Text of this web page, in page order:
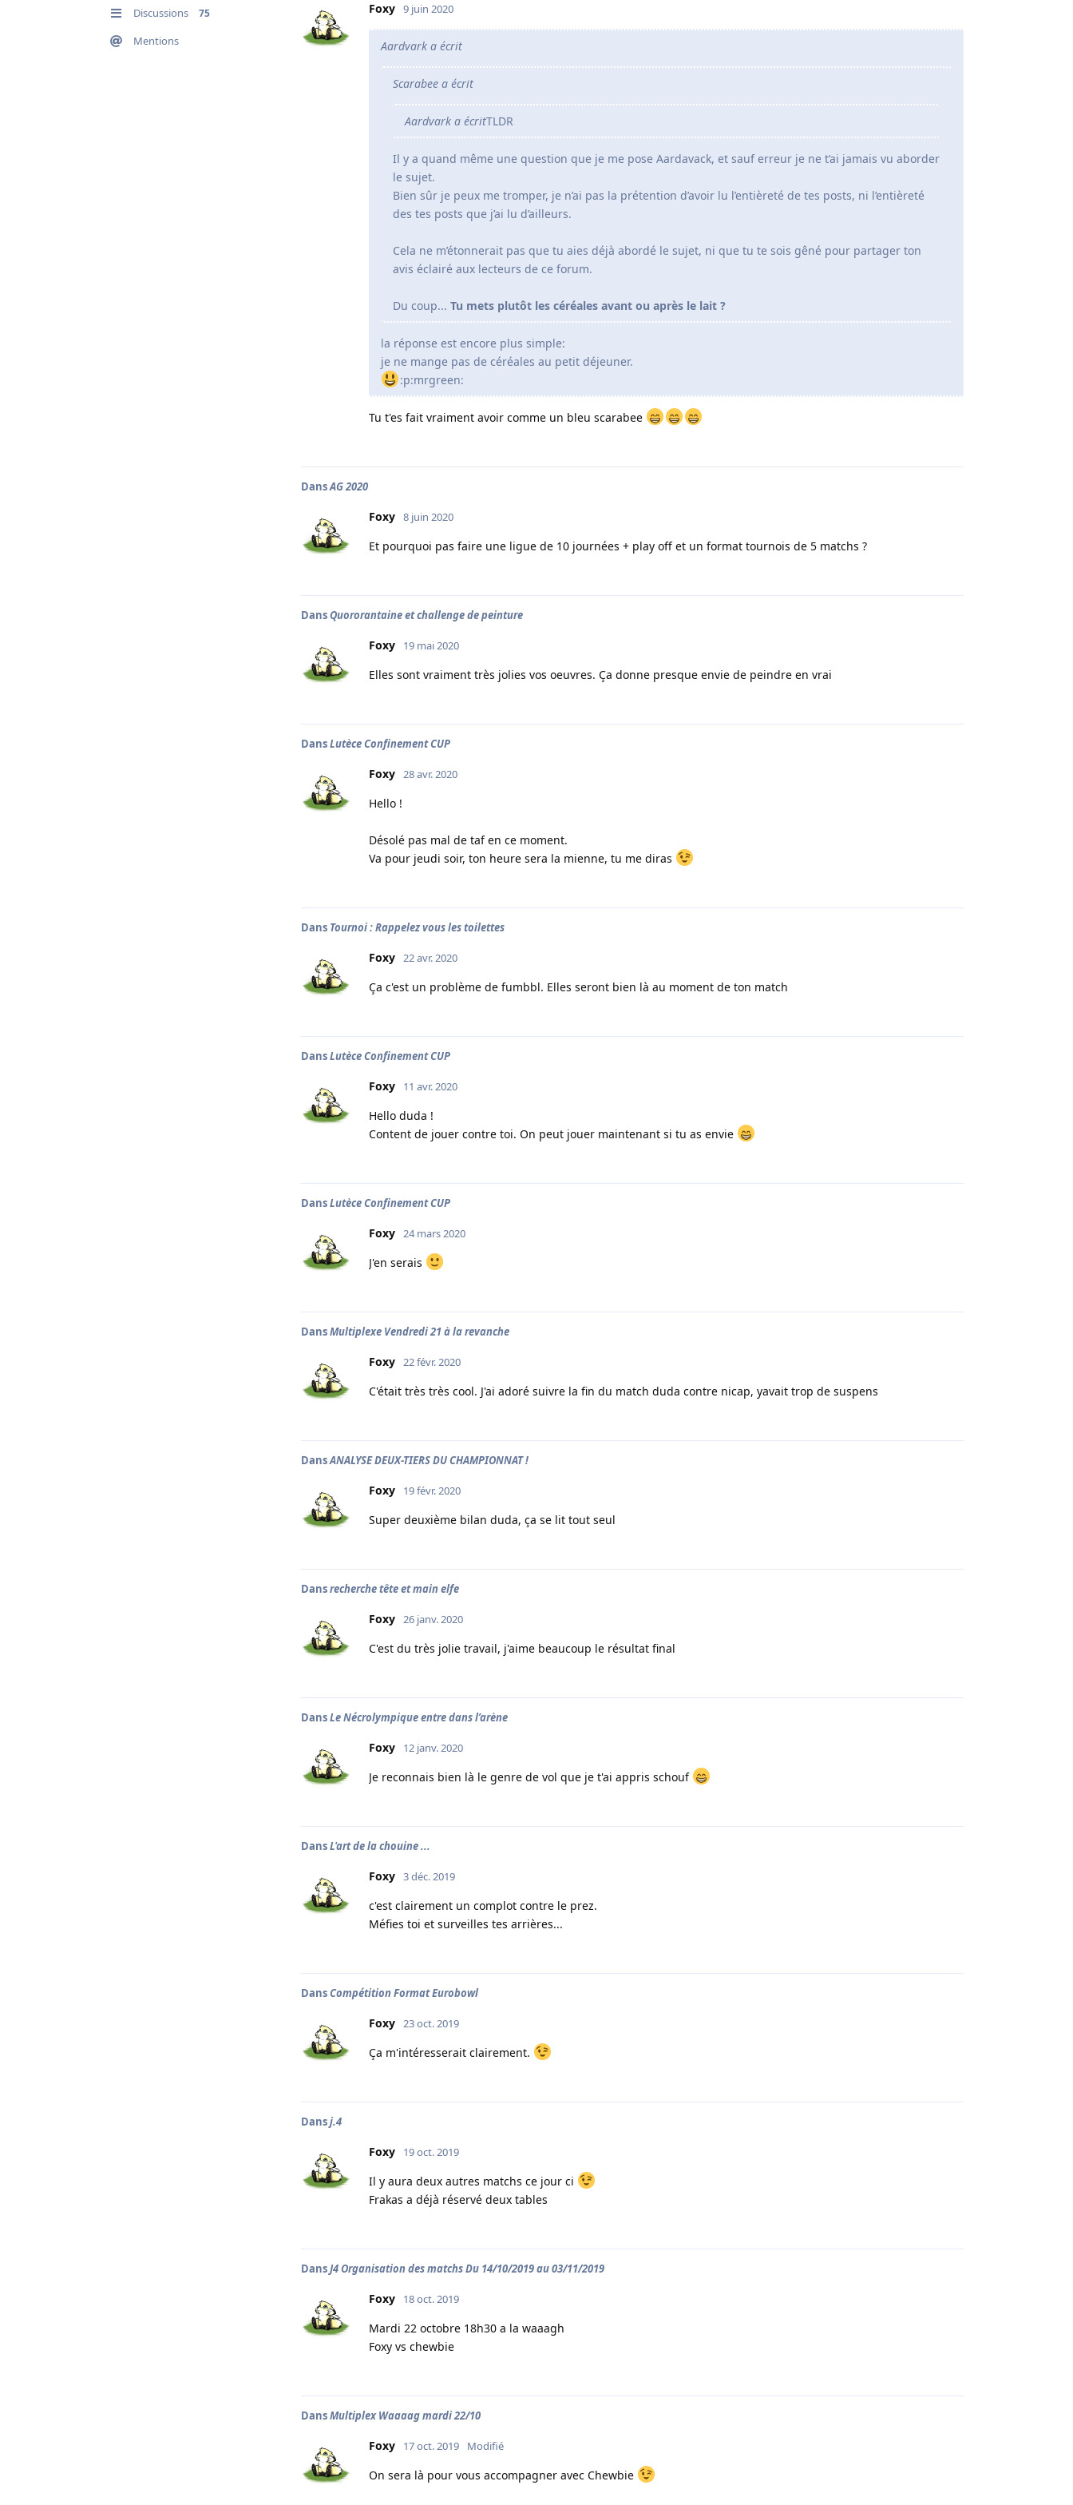
Discussions 75
Mentions
Foxy 9 juin 2020
Aardvark a écrit
Scarabee a écrit
Aardvark a écritTLDR
Il y a quand même une question que je me pose Aardavack, et sauf erreur je ne t’ai jamais vu aborder
le sujet.
Bien sûr je peux me tromper, je n’ai pas la prétention d’avoir lu l’entièreté de tes posts, ni l’entièreté
des tes posts que j’ai lu d’ailleurs.
Cela ne m’étonnerait pas que tu aies déjà abordé le sujet, ni que tu te sois gêné pour partager ton
avis éclairé aux lecteurs de ce forum.
Du coup... Tu mets plutôt les céréales avant ou après le lait ?
la réponse est encore plus simple:
je ne mange pas de céréales au petit déjeuner.
:p:mrgreen:
Tu t'es fait vraiment avoir comme un bleu scarabee
DansAG 2020
Foxy 8 juin 2020
Et pourquoi pas faire une ligue de 10 journées + play off et un format tournois de 5 matchs ?
DansQuororantaine et challenge de peinture
Foxy 19 mai 2020
Elles sont vraiment très jolies vos oeuvres. Ça donne presque envie de peindre en vrai
DansLutèce Confinement CUP
Foxy 28 avr. 2020
Hello !
Désolé pas mal de taf en ce moment.
Va pour jeudi soir, ton heure sera la mienne, tu me diras
Dans Tournoi : Rappelez vous les toilettes
Foxy 22 avr. 2020
Ça c'est un problème de fumbbl. Elles seront bien là au moment de ton match
DansLutèce Confinement CUP
Foxy 11 avr. 2020
Hello duda !
Content de jouer contre toi. On peut jouer maintenant si tu as envie
DansLutèce Confinement CUP
Foxy 24 mars 2020
J'en serais
DansMultiplexe Vendredi 21 à la revanche
Foxy 22 févr. 2020
C'était très très cool. J'ai adoré suivre la fin du match duda contre nicap, yavait trop de suspens
DansANALYSE DEUX-TIERS DU CHAMPIONNAT !
Foxy 19 févr. 2020
Super deuxième bilan duda, ça se lit tout seul
Dansrecherche tête et main elfe
Foxy 26 janv. 2020
C'est du très jolie travail, j'aime beaucoup le résultat final
DansLe Nécrolympique entre dans l’arène
Foxy 12 janv. 2020
Je reconnais bien là le genre de vol que je t'ai appris schouf
DansL'art de la chouine ...
Foxy 3 déc. 2019
c'est clairement un complot contre le prez.
Méfies toi et surveilles tes arrières...
DansCompétition Format Eurobowl
Foxy 23 oct. 2019
Ça m'intéresserait clairement.
Dansj.4
Foxy 19 oct. 2019
Il y aura deux autres matchs ce jour ci
Frakas a déjà réservé deux tables
DansJ4 Organisation des matchs Du 14/10/2019 au 03/11/2019
Foxy 18 oct. 2019
Mardi 22 octobre 18h30 a la waaagh
Foxy vs chewbie
DansMultiplex Waaaag mardi 22/10
Foxy 17 oct. 2019 Modifié
On sera là pour vous accompagner avec Chewbie